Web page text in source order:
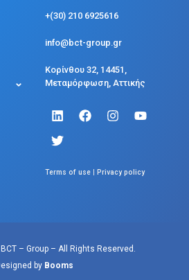
+(30) 210 6925616
info@bct-group.gr
Κορίνθου 32, 14451,
Μεταμόρφωση, Αττικής
Terms of use | Privacy policy
– Group – All Rights Reserved.
by Booms